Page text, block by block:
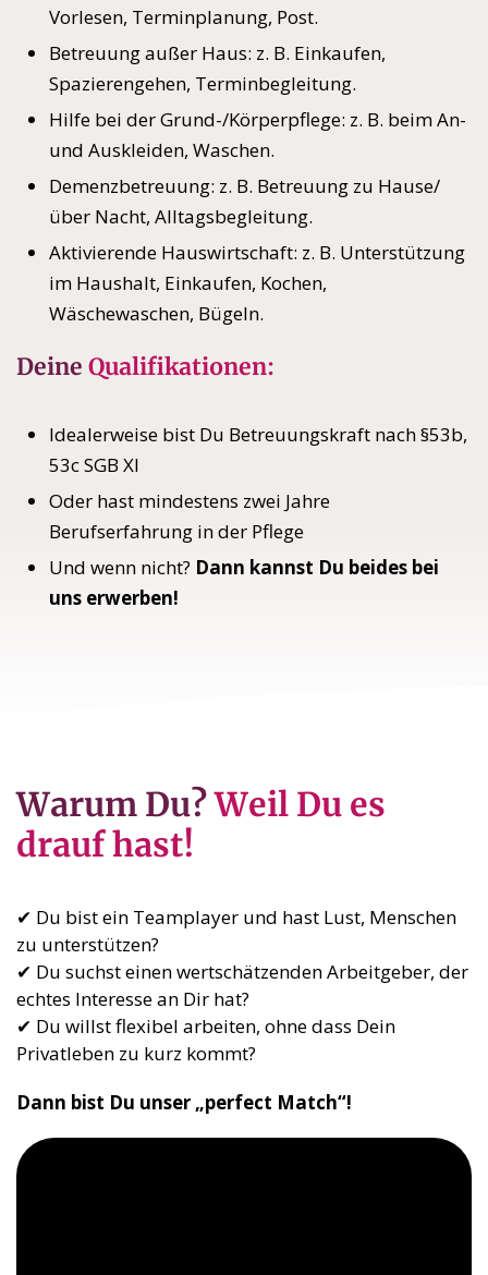
Vorlesen, Terminplanung, Post.
Betreuung außer Haus: z. B. Einkaufen,
Spazierengehen, Terminbegleitung.
Hilfe bei der Grund-/Körperpflege: z. B. beim An-
und Auskleiden, Waschen.
Demenzbetreuung: z. B. Betreuung zu Hause/
über Nacht, Alltagsbegleitung.
Aktivierende Hauswirtschaft: z. B. Unterstützung
im Haushalt, Einkaufen, Kochen,
Wäschewaschen, Bügeln.
Deine Qualifikationen:
Idealerweise bist Du Betreuungskraft nach §53b,
53c SGB XI
Oder hast mindestens zwei Jahre
Berufserfahrung in der Pflege
Und wenn nicht? Dann kannst Du beides bei
uns erwerben!
Warum Du?Weil Du es
drauf hast!
✔ Du bist ein Teamplayer und hast Lust, Menschen
zu unterstützen?
✔ Du suchst einen wertschätzenden Arbeitgeber, der
echtes Interesse an Dir hat?
✔ Du willst flexibel arbeiten, ohne dass Dein
Privatleben zu kurz kommt?
Dann bist Du unser „perfect Match“!